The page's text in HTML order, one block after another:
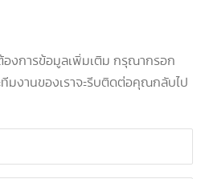
การข้อมูลเพิ่มเติม กรุณากรอก
ทีมงานของเราจะรีบติดต่อคุณกลับไป